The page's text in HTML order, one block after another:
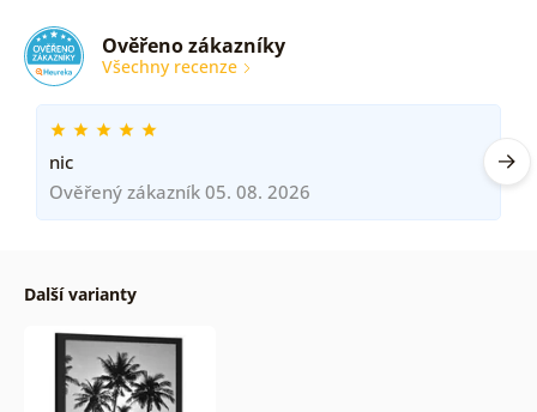
Ověřeno zákazníky
Všechny recenze
nic
Ověřený zákazník 05. 08. 2026
Další varianty